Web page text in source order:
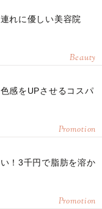
れに優しい美容院
Beauty
感をUPさせるコスパ
Promotion
！3千円で脂肪を溶か
Promotion